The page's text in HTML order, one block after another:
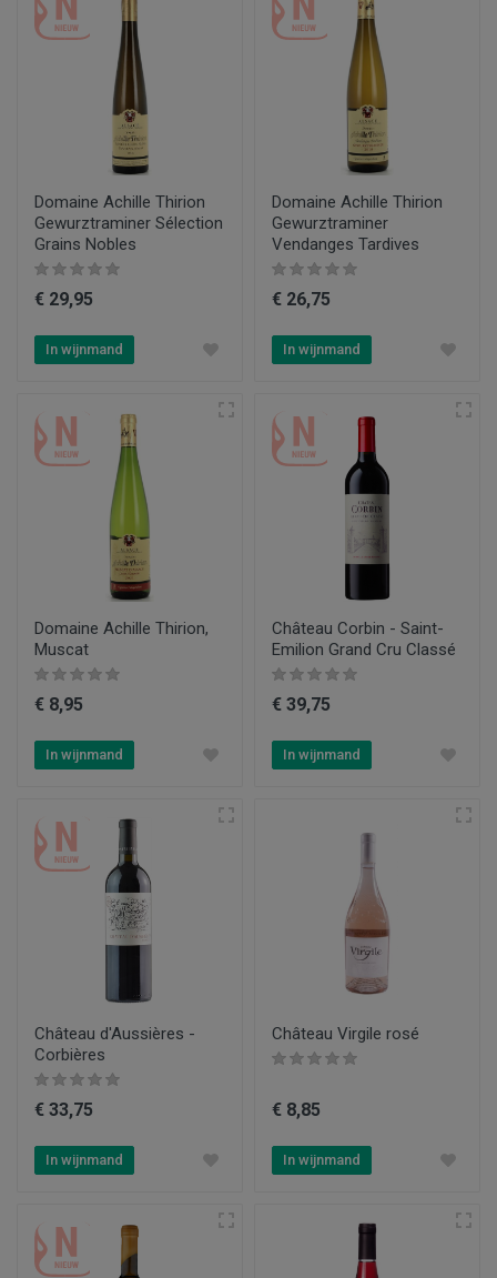
Domaine Achille Thirion
Gewurztraminer Sélection
Grains Nobles
€ 29,95
In wijnmand
Domaine Achille Thirion
Gewurztraminer
Vendanges Tardives
€ 26,75
In wijnmand
Domaine Achille Thirion,
Muscat
€ 8,95
In wijnmand
Château Corbin - Saint-
Emilion Grand Cru Classé
€ 39,75
In wijnmand
Château d'Aussières -
Corbières
€ 33,75
In wijnmand
Château Virgile rosé
€ 8,85
In wijnmand